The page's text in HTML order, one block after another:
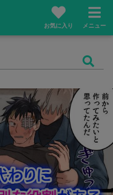
お気に入り メニュー